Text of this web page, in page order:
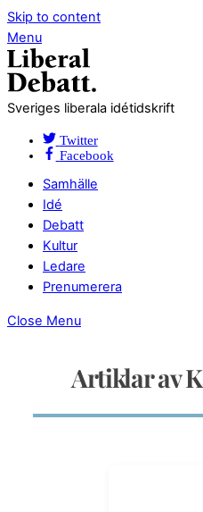
Skip to content
Menu
Sveriges liberala idétidskrift
Twitter
Facebook
Samhälle
Idé
Debatt
Kultur
Ledare
Prenumerera
Close Menu
Artiklar av